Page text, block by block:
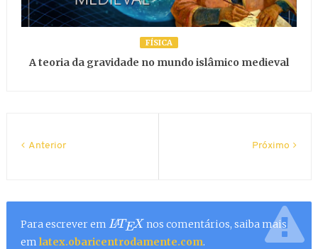
FÍSICA
A teoria da gravidade no mundo islâmico medieval
Próximo
Anterior
Para escrever em LATEX nos comentários, saiba mais
em latex.obaricentrodamente.com.